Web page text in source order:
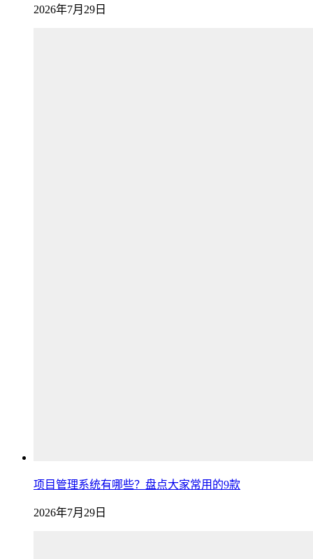
2026年7月29日
项目管理系统有哪些？盘点大家常用的9款
2026年7月29日